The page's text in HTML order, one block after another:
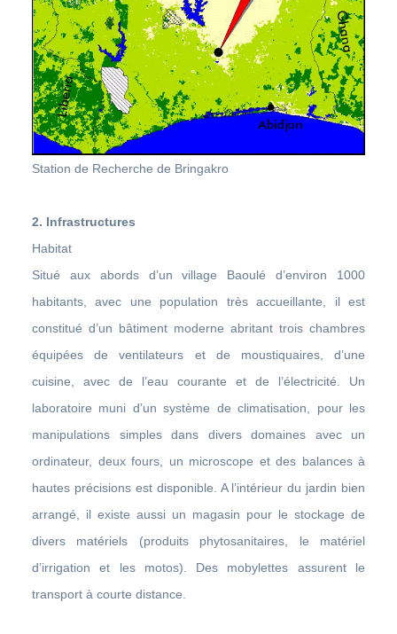
Station de Recherche de Bringakro
2. Infrastructures
Habitat
Situé aux abords d’un village Baoulé d’environ 1000
habitants, avec une population très accueillante, il est
constitué d’un bâtiment moderne abritant trois chambres
équipées de ventilateurs et de moustiquaires, d’une
cuisine, avec de l’eau courante et de l’électricité. Un
laboratoire muni d’un système de climatisation, pour les
manipulations simples dans divers domaines avec un
ordinateur, deux fours, un microscope et des balances à
hautes précisions est disponible. A l’intérieur du jardin bien
arrangé, il existe aussi un magasin pour le stockage de
divers matériels (produits phytosanitaires, le matériel
d’irrigation et les motos). Des mobylettes assurent le
transport à courte distance.